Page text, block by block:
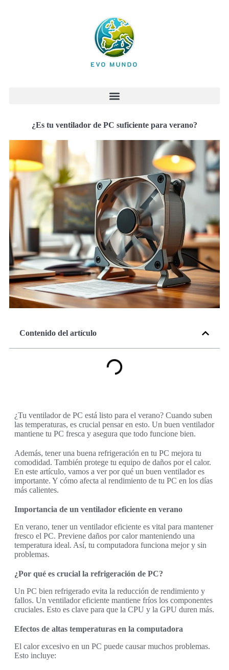
¿Es tu ventilador de PC suficiente para verano?
Contenido del artículo
¿Tu ventilador de PC está listo para el verano? Cuando suben
las temperaturas, es crucial pensar en esto. Un buen ventilador
mantiene tu PC fresca y asegura que todo funcione bien.
Además, tener una buena refrigeración en tu PC mejora tu
comodidad. También protege tu equipo de daños por el calor.
En este artículo, vamos a ver por qué un buen ventilador es
importante. Y cómo afecta al rendimiento de tu PC en los días
más calientes.
Importancia de un ventilador eficiente en verano
En verano, tener un ventilador eficiente es vital para mantener
fresco el PC. Previene daños por calor manteniendo una
temperatura ideal. Así, tu computadora funciona mejor y sin
problemas.
¿Por qué es crucial la refrigeración de PC?
Un PC bien refrigerado evita la reducción de rendimiento y
fallos. Un ventilador eficiente mantiene fríos los componentes
cruciales. Esto es clave para que la CPU y la GPU duren más.
Efectos de altas temperaturas en la computadora
El calor excesivo en un PC puede causar muchos problemas.
Esto incluye: